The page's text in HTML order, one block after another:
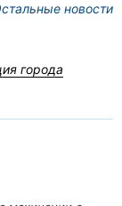
новости
города